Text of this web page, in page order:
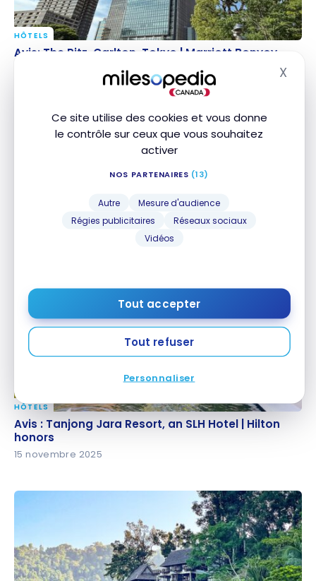
Ce site utilise des cookies et vous donne
le contrôle sur ceux que vous souhaitez
activer
NOS PARTENAIRES (13)
Autre
Mesure d'audience
Régies publicitaires
Réseaux sociaux
Vidéos
Tout accepter
Tout refuser
Personnaliser
X
Avis: The Ritz-Carlton, Tokyo | Marriott Bonvoy
HÔTELS
Avis: The Ritz-Carlton, Tokyo | Marriott Bonvoy
Avis : Hilton Kuching | Hilton Honors
Avis : Hilton Kuching | Hilton Honors
Avis : Tanjong Jara Resort, an SLH Hotel | Hilton
honors
HÔTELS
Avis : Tanjong Jara Resort, an SLH Hotel | Hilton
honors
15 novembre 2025